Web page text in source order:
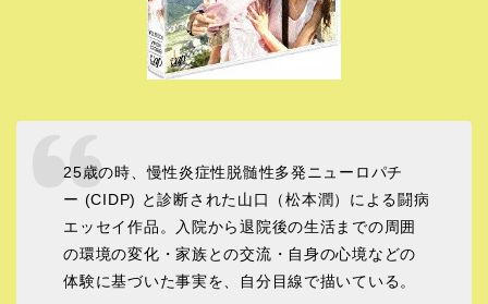
25歳の時、慢性炎症性脱髄性多発ニューロパチ
ー (CIDP) と診断された山口（松本潤）による闘病
エッセイ作品。入院から退院後の生活までの周囲
の環境の変化・家族との交流・自身の心境などの
体験に基づいた事実を、自分目線で描いている。